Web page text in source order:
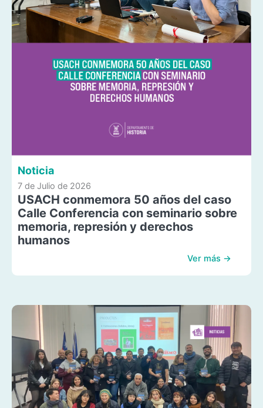
Noticia
7 de Julio de 2026
USACH conmemora 50 años del caso
Calle Conferencia con seminario sobre
memoria, represión y derechos
humanos
Ver más →